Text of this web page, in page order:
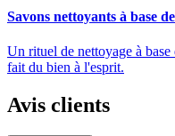
Savons nettoyants à base
Un rituel de nettoyage à
fait du bien à l'esprit.
Avis clients